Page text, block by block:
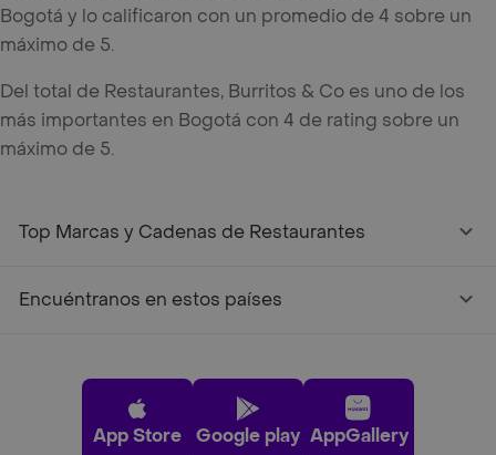
Bogotá y lo calificaron con un promedio de 4 sobre un
máximo de 5.
Del total de Restaurantes, Burritos & Co es uno de los
más importantes en Bogotá con 4 de rating sobre un
máximo de 5.
Top Marcas y Cadenas de Restaurantes
Encuéntranos en estos países
App Store Google play AppGallery